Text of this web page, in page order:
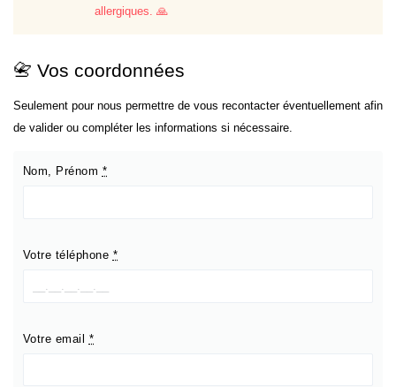
allergiques. 🙏
📇 Vos coordonnées
Seulement pour nous permettre de vous recontacter éventuellement afin
de valider ou compléter les informations si nécessaire.
Nom, Prénom *
Votre téléphone *
Votre email *